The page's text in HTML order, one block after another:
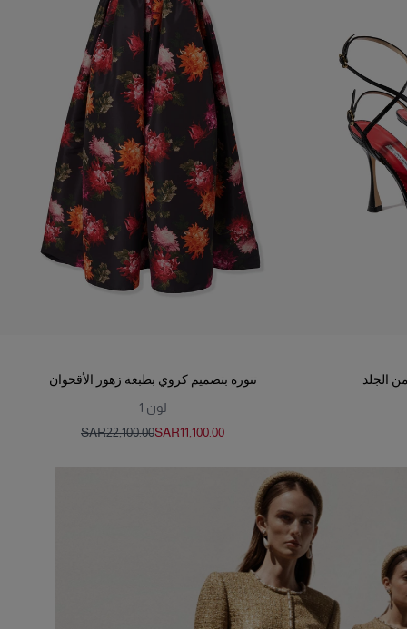
تنورة بتصميم كروي بطبعة زهور الأقحوان
1 لون
SAR‌22,100.00SAR‌11,100.00
الجلد